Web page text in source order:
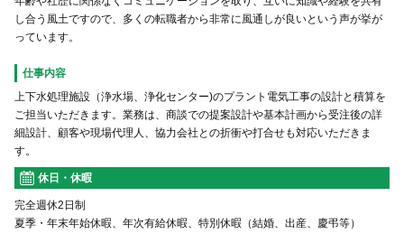
し合う風土ですので、多くの転職者から非常に風通しが良いという声が挙が
っています。
仕事内容
上下水処理施設（浄水場、浄化センター)のプラント電気工事の設計と積算を
ご担当いただきます。業務は、商談での提案設計や基本計画から受注後の詳
細設計、顧客や現場代理人、協力会社との折衝や打合せも対応いただきま
す。
休日・休暇
完全週休2日制
夏季・年末年始休暇、年次有給休暇、特別休暇（結婚、出産、慶弔等）